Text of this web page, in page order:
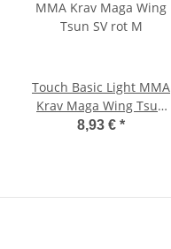
Touch Basic Light MMA
Krav Maga Wing Tsun
SV rot M
8,93 € *